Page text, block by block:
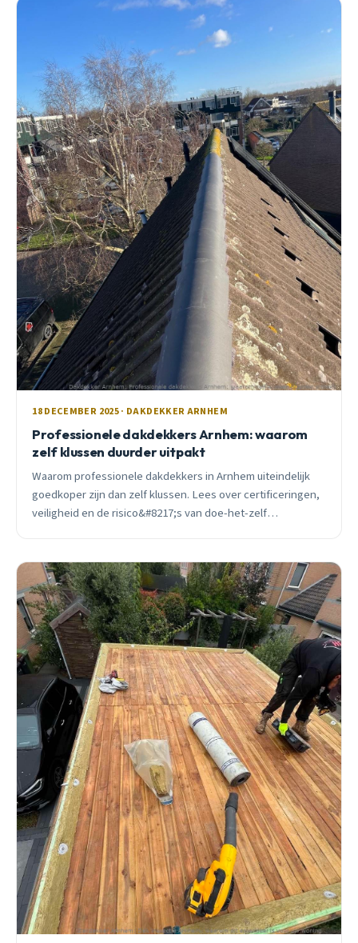
18 DECEMBER 2025 · DAKDEKKER ARNHEM
Professionele dakdekkers Arnhem: waarom
zelf klussen duurder uitpakt
Waarom professionele dakdekkers in Arnhem uiteindelijk
goedkoper zijn dan zelf klussen. Lees over certificeringen,
veiligheid en de risico&#8217;s van doe-het-zelf